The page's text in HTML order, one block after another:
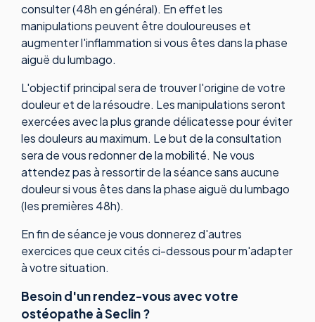
consulter (48h en général). En effet les
manipulations peuvent être douloureuses et
augmenter l'inflammation si vous êtes dans la phase
aiguë du lumbago.
L'objectif principal sera de trouver l'origine de votre
douleur et de la résoudre. Les manipulations seront
exercées avec la plus grande délicatesse pour éviter
les douleurs au maximum. Le but de la consultation
sera de vous redonner de la mobilité. Ne vous
attendez pas à ressortir de la séance sans aucune
douleur si vous êtes dans la phase aiguë du lumbago
(les premières 48h).
En fin de séance je vous donnerez d'autres
exercices que ceux cités ci-dessous pour m'adapter
à votre situation.
Besoin d'un rendez-vous avec votre
ostéopathe à Seclin ?